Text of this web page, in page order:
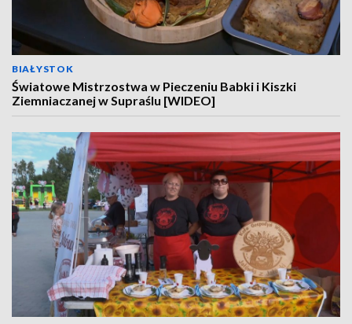
BIAŁYSTOK
Światowe Mistrzostwa w Pieczeniu Babki i Kiszki
Ziemniaczanej w Supraślu [WIDEO]